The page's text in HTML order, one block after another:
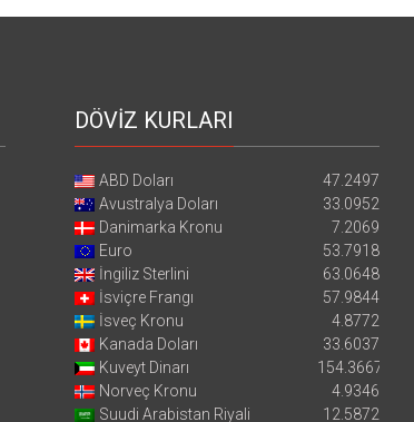
DÖVİZ KURLARI
ABD Doları
47.2497
Avustralya Doları
33.0952
Danimarka Kronu
7.2069
Euro
53.7918
İngiliz Sterlini
63.0648
İsviçre Frangı
57.9844
İsveç Kronu
4.8772
Kanada Doları
33.6037
Kuveyt Dinarı
154.3667
Norveç Kronu
4.9346
Suudi Arabistan Riyali
12.5872